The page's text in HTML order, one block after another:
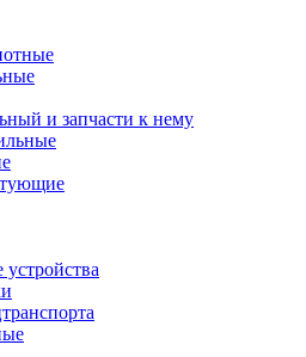
и запчасти к нему